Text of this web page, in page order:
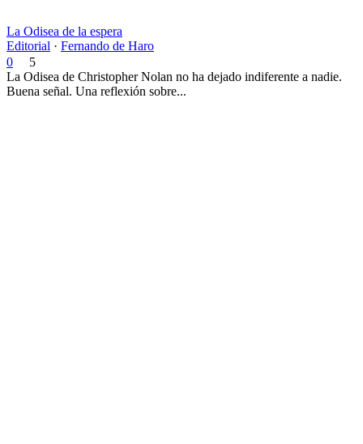
La Odisea de la espera
Editorial · Fernando de Haro
0
5
La Odisea de Christopher Nolan no ha dejado indiferente a nadie.
Buena señal. Una reflexión sobre...